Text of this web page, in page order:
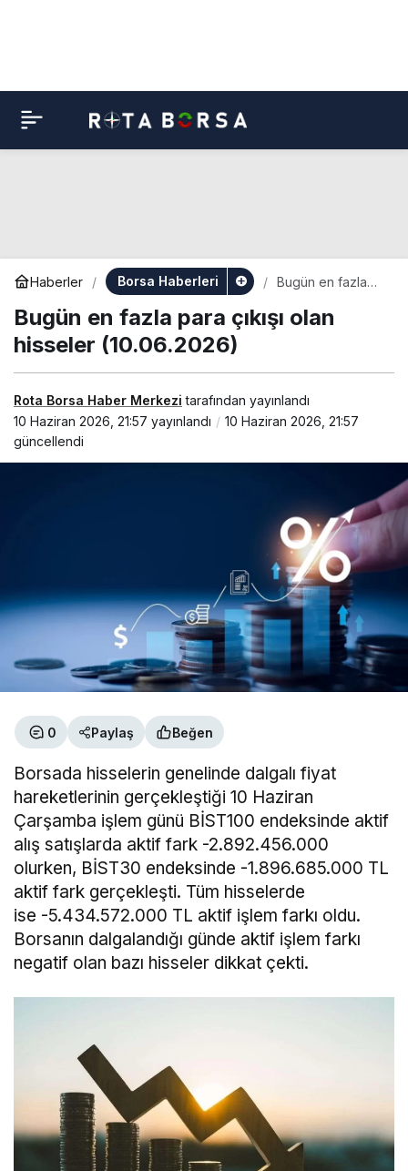
Haberler Borsa Haberleri
Bugün en fazla
hisseler
(10.06.2026)
Bugün en fazla para çıkışı olan
hisseler (10.06.2026)
Rota Borsa Haber Merkezi tarafından yayınlandı
10 Haziran 2026, 21:57 yayınlandı
10 Haziran 2026, 21:57
güncellendi
0 Paylaş Beğen
Borsada hisselerin genelinde dalgalı fiyat
hareketlerinin gerçekleştiği 10 Haziran
Çarşamba işlem günü BİST100 endeksinde aktif
alış satışlarda aktif fark -2.892.456.000
olurken, BİST30 endeksinde -1.896.685.000 TL
aktif fark gerçekleşti. Tüm hisselerde
ise -5.434.572.000 TL aktif işlem farkı oldu.
Borsanın dalgalandığı günde aktif işlem farkı
negatif olan bazı hisseler dikkat çekti.